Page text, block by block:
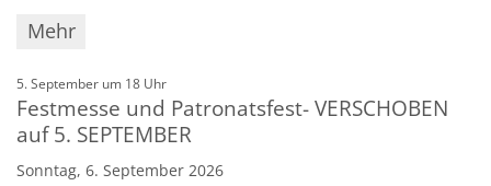
Mehr
5. September um 18 Uhr:
Festmesse und Patronatsfest- VERSCHOBEN
auf 5. SEPTEMBER
Sonntag, 6. September 2026